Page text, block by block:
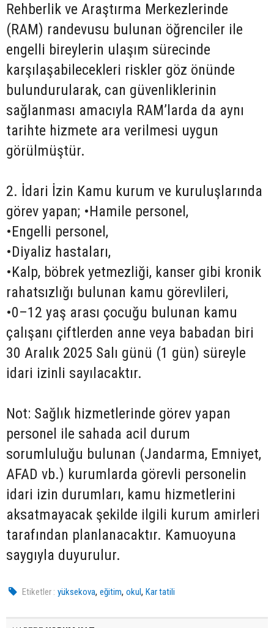
Rehberlik ve Araştırma Merkezlerinde
(RAM) randevusu bulunan öğrenciler ile
engelli bireylerin ulaşım sürecinde
karşılaşabilecekleri riskler göz önünde
bulundurularak, can güvenliklerinin
sağlanması amacıyla RAM’larda da aynı
tarihte hizmete ara verilmesi uygun
görülmüştür.
2. İdari İzin Kamu kurum ve kuruluşlarında
görev yapan; •Hamile personel,
•Engelli personel,
•Diyaliz hastaları,
•Kalp, böbrek yetmezliği, kanser gibi kronik
rahatsızlığı bulunan kamu görevlileri,
•0–12 yaş arası çocuğu bulunan kamu
çalışanı çiftlerden anne veya babadan biri
30 Aralık 2025 Salı günü (1 gün) süreyle
idari izinli sayılacaktır.
Not: Sağlık hizmetlerinde görev yapan
personel ile sahada acil durum
sorumluluğu bulunan (Jandarma, Emniyet,
AFAD vb.) kurumlarda görevli personelin
idari izin durumları, kamu hizmetlerini
aksatmayacak şekilde ilgili kurum amirleri
tarafından planlanacaktır. Kamuoyuna
saygıyla duyurulur.
Etiketler : yüksekova,eğitim,okul,Kar tatili